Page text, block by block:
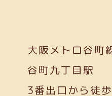
大阪メトロ谷町
谷町九丁目駅
3番出口から徒